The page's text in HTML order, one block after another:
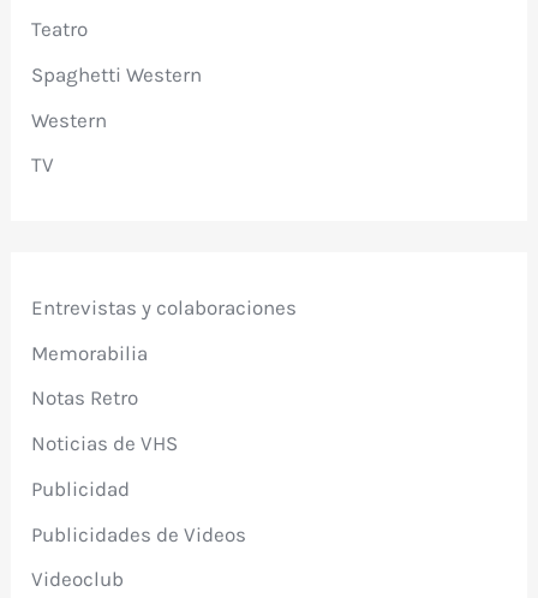
Teatro
Spaghetti Western
Western
TV
Entrevistas y colaboraciones
Memorabilia
Notas Retro
Noticias de VHS
Publicidad
Publicidades de Videos
Videoclub